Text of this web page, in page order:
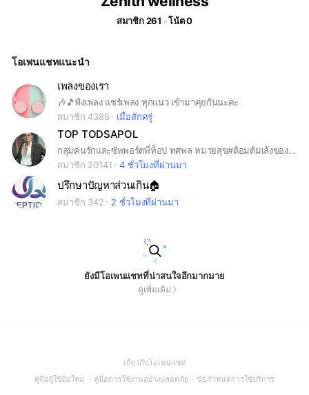
สมาชิก 261 โน้ต 0
โอเพนแชทแนะนำ
เพลงของเรา
🎶🎵ฟังเพลง แชร์เพลง ทุกแนว เข้ามาคุยกันนะคะ
สมาชิก 4386
เมื่อสักครู่
TOP TODSAPOL
กลุ่มคนรักและซัพพอร์ตพี่ท็อป ทศพล หมายสุข#ด้อมต้มเล้งของพี่ท็อป
สมาชิก 20141
4 ชั่วโมงที่ผ่านมา
ปรึกษาปัญหาส่วนเกิน🏠
สมาชิก 342 2 ชั่วโมงที่ผ่านมา
ยังมีโอเพนแชทที่น่าสนใจอีกมากมาย
ดูเพิ่มเติม
เกี่ยวกับโอเพนแชท(Open
in
คู่มือผู้ใช้มือใหม่
(Open
คู่มือการใช้งานอย่างปลอดภัย(Open
ข้อกำหนดการใช้บริการ(Open